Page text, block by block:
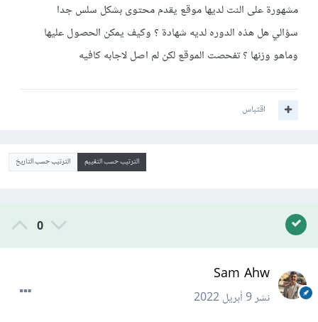
مشهورة على النت لديها موقع يقدم محتوى بشكل سلس جدا
سؤالي هل هذه الدوره لديه شهادة ؟ وكيف يمكن الحصول عليها
وماهو وزنها ؟ تفحصت الموقع لكن لم اصل لاجابه كافيه
اقتباس
الترتيب حسب التقييم الترتيب حسب التاريخ
0
Sam Ahw
نشر9 أبريل 2022